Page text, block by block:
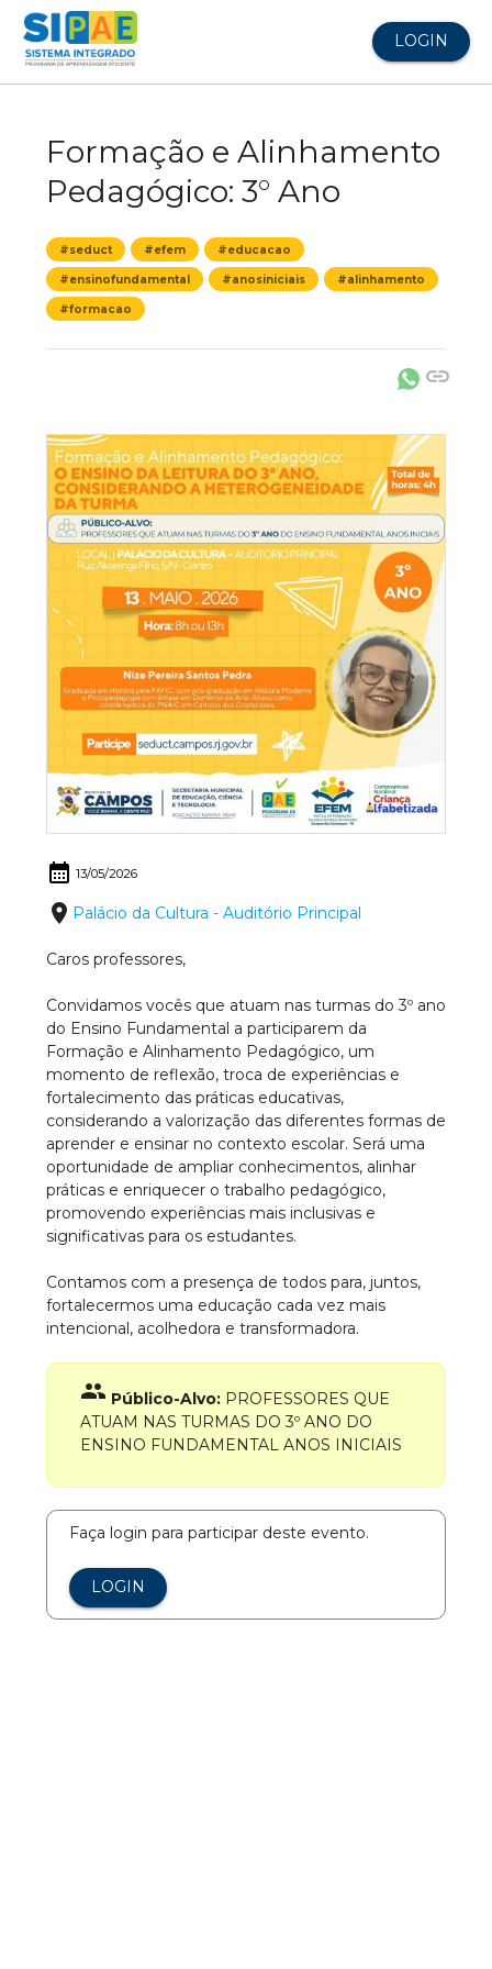
LOGIN
Formação e Alinhamento
Pedagógico: 3° Ano
#seduct #efem #educacao
#ensinofundamental #anosiniciais #alinhamento
#formacao
link
calendar_month 13/05/2026
place Palácio da Cultura - Auditório Principal
Caros professores,
Convidamos vocês que atuam nas turmas do 3º ano
do Ensino Fundamental a participarem da
Formação e Alinhamento Pedagógico, um
momento de reflexão, troca de experiências e
fortalecimento das práticas educativas,
considerando a valorização das diferentes formas de
aprender e ensinar no contexto escolar. Será uma
oportunidade de ampliar conhecimentos, alinhar
práticas e enriquecer o trabalho pedagógico,
promovendo experiências mais inclusivas e
significativas para os estudantes.
Contamos com a presença de todos para, juntos,
fortalecermos uma educação cada vez mais
intencional, acolhedora e transformadora.
group Público-Alvo:PROFESSORES QUE
ATUAM NAS TURMAS DO 3º ANO DO
ENSINO FUNDAMENTAL ANOS INICIAIS
Faça login para participar deste evento.
LOGIN